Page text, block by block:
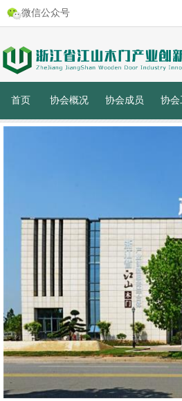
微信公众号
首页 协会概况 协会成员 协会